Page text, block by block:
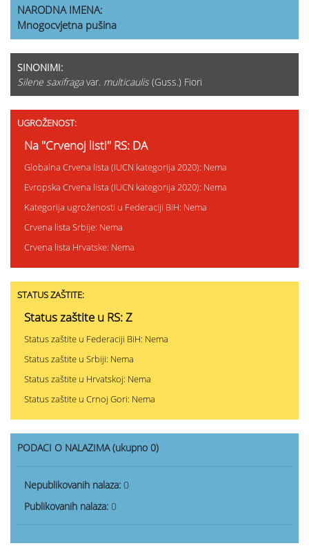
NARODNA IMENA:
Mnogocvjetna pušina
SINONIMI:
Silene saxifragavar. multicaulis (Guss.) Fiori
UGROŽENOST:
Na "Crvenoj listi" RS: DA
Globalna Crvena lista (IUCN kategorija 2020): Nema
Evropska Crvena lista (IUCN kategorija 2020): Nema
Kategorija ugroženosti u Federaciji BiH: Nema
Crvena lista Srbije: Nema
Crvena lista Hrvatske: Nema
STATUS ZAŠTITE:
Status zaštite u RS: Z
Status zaštite u Federaciji BiH: Nema
Status zaštite u Srbiji: Nema
Status zaštite u Hrvatskoj: Nema
Status zaštite u Crnoj Gori: Nema
PODACI O NALAZIMA (ukupno 0)
Nepublikovanih nalaza: 0
Publikovanih nalaza: 0